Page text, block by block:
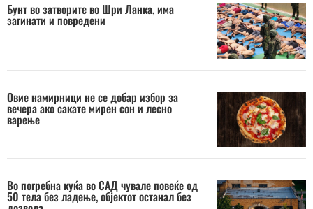
Бунт во затворите во Шри Ланка, има
загинати и повредени
Овие намирници не се добар избор за
вечера ако сакате мирен сон и лесно
варење
Во погребна куќа во САД чувале повеќе од
50 тела без ладење, објектот останал без